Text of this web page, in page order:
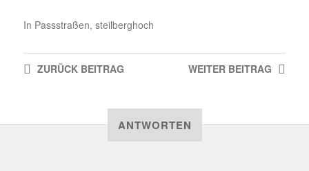
In Passstraßen, steilberghoch
WEITER BEITRAG
ZURÜCKBEITRAG
ANTWORTEN